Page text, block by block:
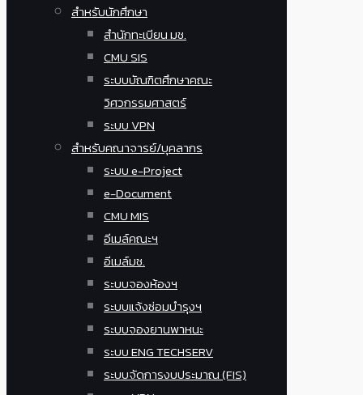
สำหรับนักศึกษา
สำนักทะเบียน มช.
CMU SIS
ระบบบัณฑิตศึกษาคณะ
วิศวกรรมศาสตร์
ระบบ VPN
สำหรับคณาจารย์/บุคลากร
ระบบ e-Project
e-Document
CMU MIS
อีเมล์คณะฯ
อีเมล์มช.
ระบบจองห้องฯ
ระบบแจ้งซ่อมบำรุงฯ
ระบบจองยานพาหนะ
ระบบ ENG TECHSERV
ระบบจัดการงบประมาณ (FIS)